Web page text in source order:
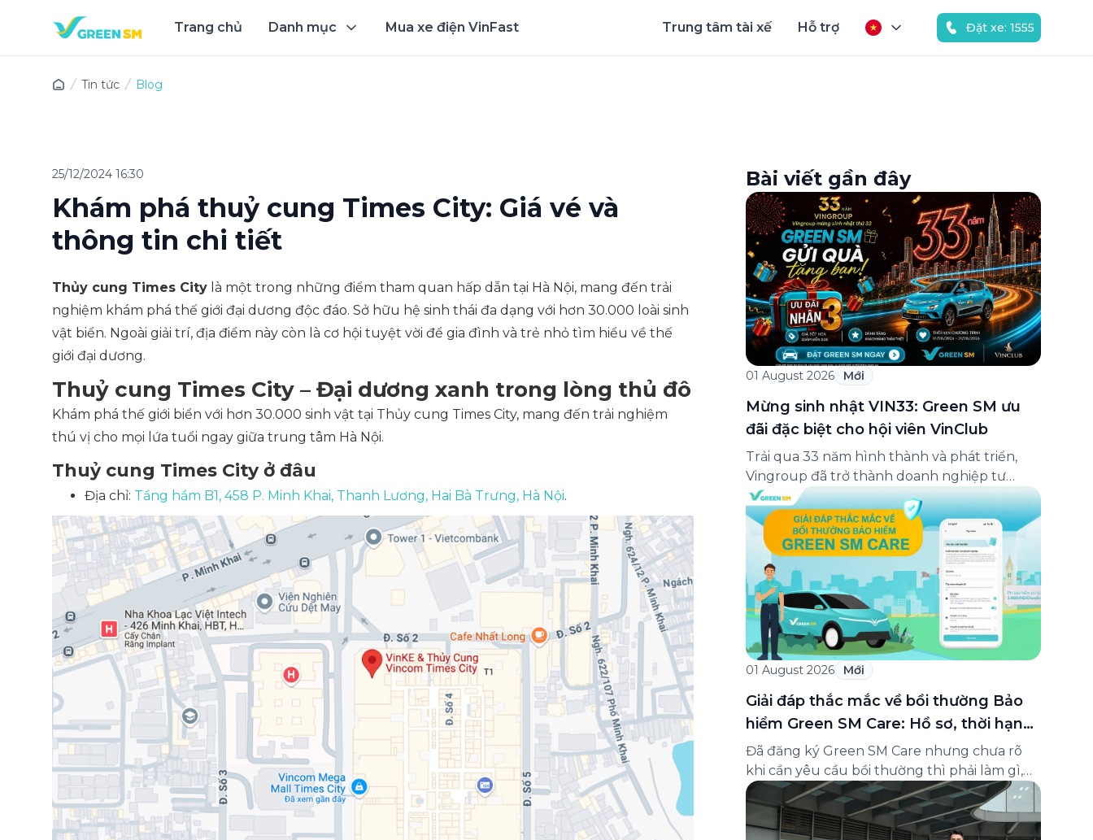
Trang chủ Danh mục Mua xe điện VinFast Trung tâm tài xế Hỗ trợ Đặt xe: 1555
Tin tức Blog
25/12/2024 16:30
Khám phá thuỷ cung Times City: Giá vé và
thông tin chi tiết
Thủy cung Times City là một trong những điểm tham quan hấp dẫn tại Hà Nội, mang đến trải
nghiệm khám phá thế giới đại dương độc đáo. Sở hữu hệ sinh thái đa dạng với hơn 30.000 loài sinh
vật biển. Ngoài giải trí, địa điểm này còn là cơ hội tuyệt vời để gia đình và trẻ nhỏ tìm hiểu về thế
giới đại dương.
Thuỷ cung Times City – Đại dương xanh trong lòng thủ đô
Khám phá thế giới biển với hơn 30.000 sinh vật tại Thủy cung Times City, mang đến trải nghiệm
thú vị cho mọi lứa tuổi ngay giữa trung tâm Hà Nội.
Thuỷ cung Times City ở đâu
Địa chỉ: Tầng hầm B1, 458 P. Minh Khai, Thanh Lương, Hai Bà Trưng, Hà Nội.
Bài viết gần đây
01 August 2026 Mới
Mừng sinh nhật VIN33: Green SM ưu
đãi đặc biệt cho hội viên VinClub
Trải qua 33 năm hình thành và phát triển,
Vingroup đã trở thành doanh nghiệp tư
nhân đa ngành lớn nhất Việt Nam, lọt Top 30
doanh nghiệp lớn nhất Đông Nam Á theo
bảng xếp hạng của Tạp chí Fortune (Mỹ).
Nhân kỷ niệm 33 năm thành lập (8/8/1993
đến 8/8/2026), Green SM trân […]
01 August 2026 Mới
Giải đáp thắc mắc về bồi thường Bảo
hiểm Green SM Care: Hồ sơ, thời hạn
và cách liên hệ hỗ trợ
Đã đăng ký Green SM Care nhưng chưa rõ
khi cần yêu cầu bồi thường thì phải làm gì,
hồ sơ ra sao, hay giấy chứng nhận bảo hiểm
tìm ở đâu? Bài viết này tổng hợp đầy đủ các
câu hỏi thường gặp nhất về quy trình bồi